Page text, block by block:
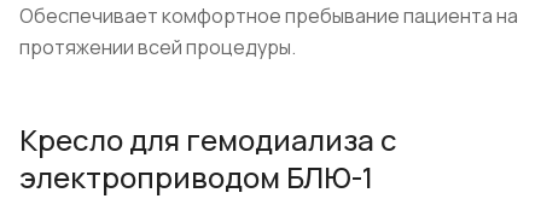
Обеспечивает комфортное пребывание пациента на
протяжении всей процедуры.
Кресло для гемодиализа с
электроприводом БЛЮ-1